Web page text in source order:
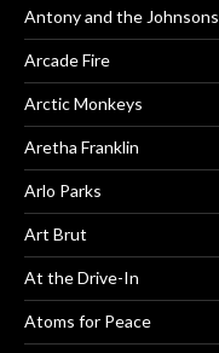
Antony and the Johnsons
Arcade Fire
Arctic Monkeys
Aretha Franklin
Arlo Parks
Art Brut
At the Drive-In
Atoms for Peace